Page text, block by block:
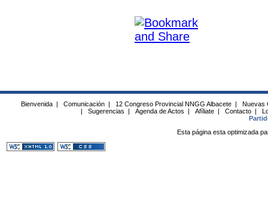
Bienvenida | Comunicación | 12 Congreso Provincial NNGG Albacete |
Nuevas
|
Sugerencias | Agenda de Actos | Afíliate | Contacto |
Esta página esta optimizada